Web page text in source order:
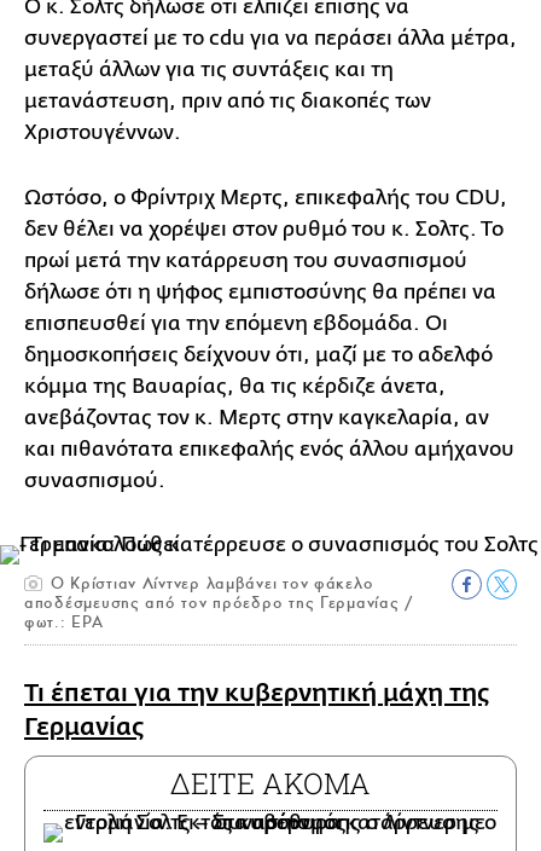
Ο κ. Σολτς δήλωσε ότι ελπίζει επίσης να
συνεργαστεί με το cdu για να περάσει άλλα μέτρα,
μεταξύ άλλων για τις συντάξεις και τη
μετανάστευση, πριν από τις διακοπές των
Χριστουγέννων.
Ωστόσο, ο Φρίντριχ Μερτς, επικεφαλής του CDU,
δεν θέλει να χορέψει στον ρυθμό του κ. Σολτς. Το
πρωί μετά την κατάρρευση του συνασπισμού
δήλωσε ότι η ψήφος εμπιστοσύνης θα πρέπει να
επισπευσθεί για την επόμενη εβδομάδα. Οι
δημοσκοπήσεις δείχνουν ότι, μαζί με το αδελφό
κόμμα της Βαυαρίας, θα τις κέρδιζε άνετα,
ανεβάζοντας τον κ. Μερτς στην καγκελαρία, αν
και πιθανότατα επικεφαλής ενός άλλου αμήχανου
συνασπισμού.
Ο Κρίστιαν Λίντνερ λαμβάνει τον φάκελο
αποδέσμευσης από τον πρόεδρο της Γερμανίας /
φωτ.: ΕΡΑ
Τι έπεται για την κυβερνητική μάχη της
Γερμανίας
ΔΕΙΤΕ ΑΚΟΜΑ